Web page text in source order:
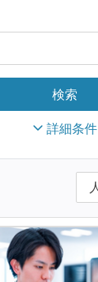
詳細条件